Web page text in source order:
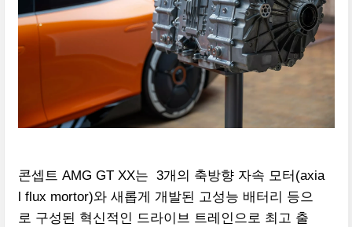
콘셉트 AMG GT XX는 3개의 축방향 자속 모터(axia
l flux mortor)와 새롭게 개발된 고성능 배터리 등으
로 구성된 혁신적인 드라이브 트레인으로 최고 출